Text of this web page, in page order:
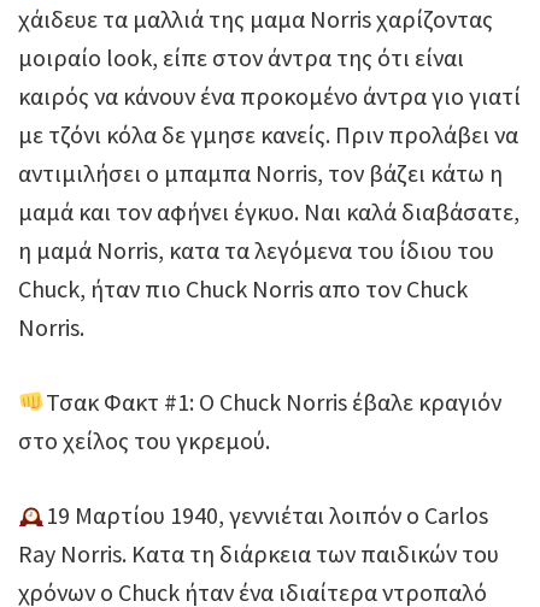
χάιδευε τα μαλλιά της μαμα Norris χαρίζοντας
μοιραίο look, είπε στον άντρα της ότι είναι
καιρός να κάνουν ένα προκομένο άντρα γιο γιατί
με τζόνι κόλα δε γμησε κανείς. Πριν προλάβει να
αντιμιλήσει ο μπαμπα Norris, τον βάζει κάτω η
μαμά και τον αφήνει έγκυο. Ναι καλά διαβάσατε,
η μαμά Norris, κατα τα λεγόμενα του ίδιου του
Chuck, ήταν πιο Chuck Norris απο τον Chuck
Norris.
Τσακ Φακτ #1: Ο Chuck Norris έβαλε κραγιόν
στο χείλος του γκρεμού.
19 Μαρτίου 1940, γεννιέται λοιπόν ο Carlos
Ray Norris. Κατα τη διάρκεια των παιδικών του
χρόνων ο Chuck ήταν ένα ιδιαίτερα ντροπαλό